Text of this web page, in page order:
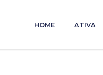
HOME ATIVA